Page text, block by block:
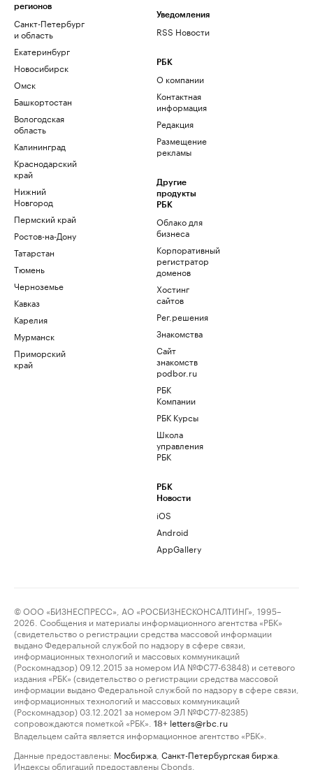
регионов
Санкт-Петербург
и область
Екатеринбург
Новосибирск
Омск
Башкортостан
Вологодская
область
Калининград
Краснодарский
край
Нижний
Новгород
Пермский край
Ростов-на-Дону
Татарстан
Тюмень
Черноземье
Кавказ
Карелия
Мурманск
Приморский
край
Уведомления
RSS Новости
РБК
О компании
Контактная
информация
Редакция
Размещение
рекламы
Другие
продукты
РБК
Облако для
бизнеса
Корпоративный
регистратор
доменов
Хостинг
сайтов
Рег.решения
Знакомства
Сайт
знакомств
podbor.ru
РБК
Компании
РБК Курсы
Школа
управления
РБК
РБК
Новости
iOS
Android
AppGallery
© ООО «БИЗНЕСПРЕСС», АО «РОСБИЗНЕСКОНСАЛТИНГ», 1995–
2026. Сообщения и материалы информационного агентства «РБК»
(свидетельство о регистрации средства массовой информации
выдано Федеральной службой по надзору в сфере связи,
информационных технологий и массовых коммуникаций
(Роскомнадзор) 09.12.2015 за номером ИА №ФС77-63848) и сетевого
издания «РБК» (свидетельство о регистрации средства массовой
информации выдано Федеральной службой по надзору в сфере связи,
информационных технологий и массовых коммуникаций
(Роскомнадзор) 03.12.2021 за номером ЭЛ №ФС77-82385)
сопровождаются пометкой «РБК».
18+ letters@rbc.ru
Владельцем сайта является информационное агентство «РБК».
Данные предоставлены: Мосбиржа Санкт-Петербургская биржа
Индексы облигаций предоставлены Cbonds.